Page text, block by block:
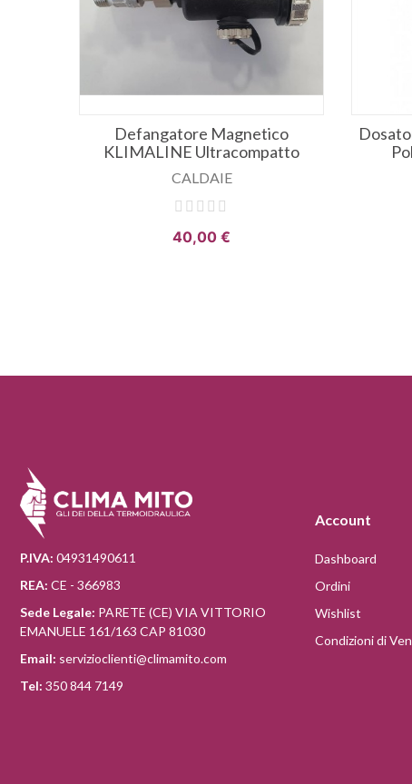
Defangatore Magnetico
KLIMALINE Ultracompatto
CALDAIE
40,00 €
P.IVA: 04931490611
REA: CE - 366983
Sede Legale: PARETE (CE) VIA VITTORIO
EMANUELE 161/163 CAP 81030
Email: servizioclienti@climamito.com
Tel: 350 844 7149
Account
Dashboard
Ordini
Wishlist
Condizioni di